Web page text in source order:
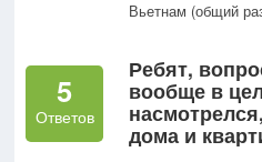
Вьетнам (общий
5
Ответов
Ребят,
вообще в
дома и